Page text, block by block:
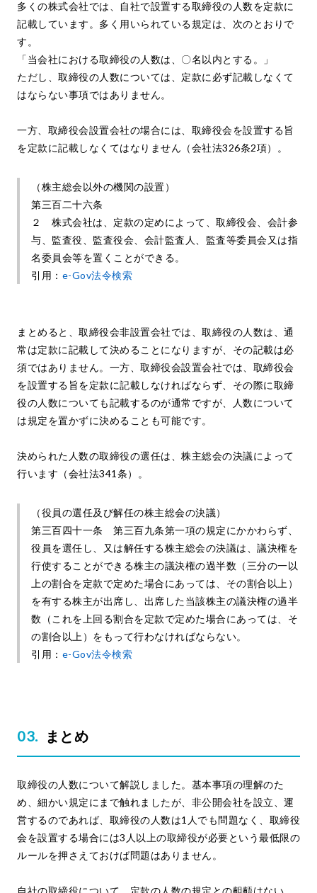
多くの株式会社では、自社で設置する取締役の人数を定款に
記載しています。多く用いられている規定は、次のとおりで
す。
「当会社における取締役の人数は、〇名以内とする。」
ただし、取締役の人数については、定款に必ず記載しなくて
はならない事項ではありません。
一方、取締役会設置会社の場合には、取締役会を設置する旨
を定款に記載しなくてはなりません（会社法326条2項）。
（株主総会以外の機関の設置）
第三百二十六条
２ 株式会社は、定款の定めによって、取締役会、会計参
与、監査役、監査役会、会計監査人、監査等委員会又は指
名委員会等を置くことができる。
引用： e-Gov法令検索
まとめると、取締役会非設置会社では、取締役の人数は、通
常は定款に記載して決めることになりますが、その記載は必
須ではありません。一方、取締役会設置会社では、取締役会
を設置する旨を定款に記載しなければならず、その際に取締
役の人数についても記載するのが通常ですが、人数について
は規定を置かずに決めることも可能です。
決められた人数の取締役の選任は、株主総会の決議によって
行います（会社法341条）。
（役員の選任及び解任の株主総会の決議）
第三百四十一条 第三百九条第一項の規定にかかわらず、
役員を選任し、又は解任する株主総会の決議は、議決権を
行使することができる株主の議決権の過半数（三分の一以
上の割合を定款で定めた場合にあっては、その割合以上）
を有する株主が出席し、出席した当該株主の議決権の過半
数（これを上回る割合を定款で定めた場合にあっては、そ
の割合以上）をもって行わなければならない。
引用： e-Gov法令検索
まとめ
取締役の人数について解説しました。基本事項の理解のた
め、細かい規定にまで触れましたが、非公開会社を設立、運
営するのであれば、取締役の人数は1人でも問題なく、取締役
会を設置する場合には3人以上の取締役が必要という最低限の
ルールを押さえておけば問題はありません。
自社の取締役について、定款の人数の規定との齟齬はない